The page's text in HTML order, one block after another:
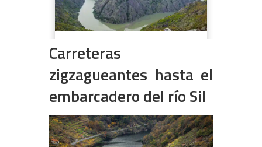
Carreteras
zigzagueantes hasta el
embarcadero del río Sil